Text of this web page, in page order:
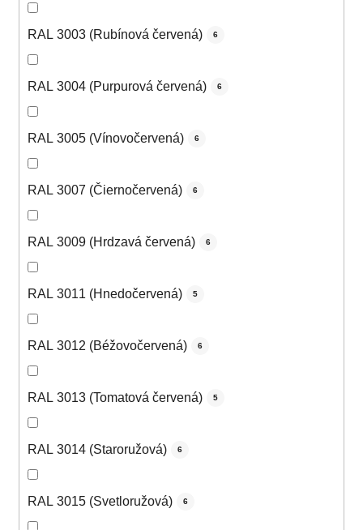
RAL 3003 (Rubínová červená) 6
RAL 3004 (Purpurová červená) 6
RAL 3005 (Vínovočervená) 6
RAL 3007 (Čiernočervená) 6
RAL 3009 (Hrdzavá červená) 6
RAL 3011 (Hnedočervená) 5
RAL 3012 (Béžovočervená) 6
RAL 3013 (Tomatová červená) 5
RAL 3014 (Staroružová) 6
RAL 3015 (Svetloružová) 6